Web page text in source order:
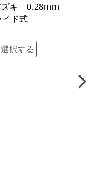
ズキ 0.28mm
ド式
選択する